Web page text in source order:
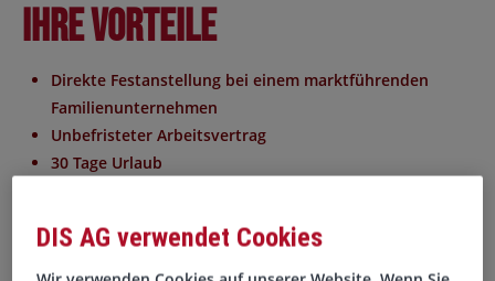
Ihre Vorteile
Direkte Festanstellung bei einem marktführenden
Familienunternehmen
Unbefristeter Arbeitsvertrag
30 Tage Urlaub
Flexible und eigenständige Wochenplanung
Homeoffice-Möglichkeiten für Angebotsbearbeitung,
DIS AG verwendet Cookies